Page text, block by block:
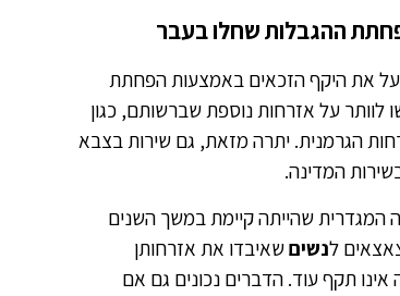
ההגבלות שחלו בעבר
את היקף הזכאים באמצעות הפחתת
על אזרחות נוספת שברשותם, כגון
הגרמנית. יתרה מזאת, גם שירות בצבא
המדינה.
המגדרית שהייתה קיימת במשך השנים
לנשיםשאיבדו את אזרחותן
תקף עוד. הדברים נכונים גם אם